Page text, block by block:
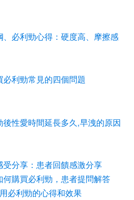
必利勁心得：硬度高、摩擦感
利勁常見的四個問題
性愛時間延長多久,早洩的原因
分享：患者回饋感激分享
購買必利勁，患者提問解答
必利勁的心得和效果